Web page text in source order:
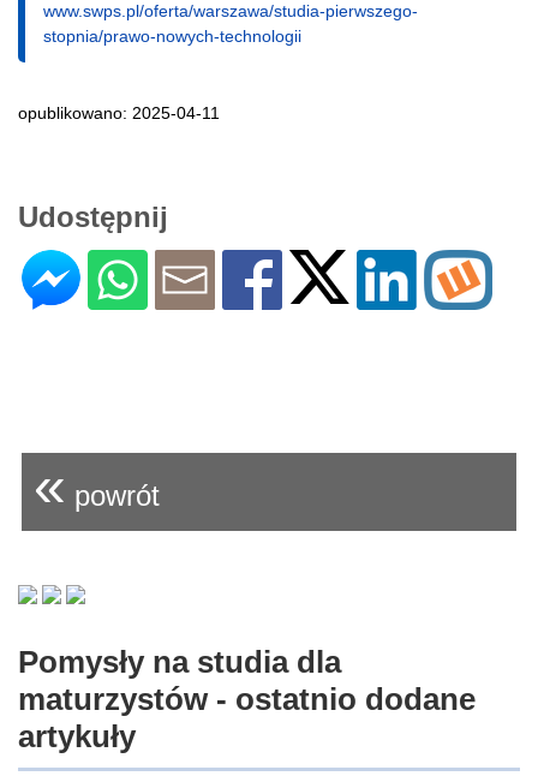
www.swps.pl/oferta/warszawa/studia-pierwszego-
stopnia/prawo-nowych-technologii
opublikowano: 2025-04-11
Udostępnij
« powrót
Pomysły na studia dla
maturzystów - ostatnio dodane
artykuły